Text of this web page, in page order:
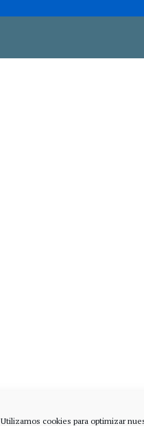
Utilizamos cookies para optimizar